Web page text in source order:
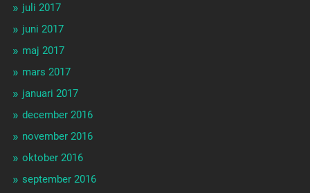
juli 2017
juni 2017
maj 2017
mars 2017
januari 2017
december 2016
november 2016
oktober 2016
september 2016